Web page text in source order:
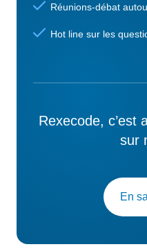
Réunions-débat
Hot line sur les
Rexecode, c’est
sur
En